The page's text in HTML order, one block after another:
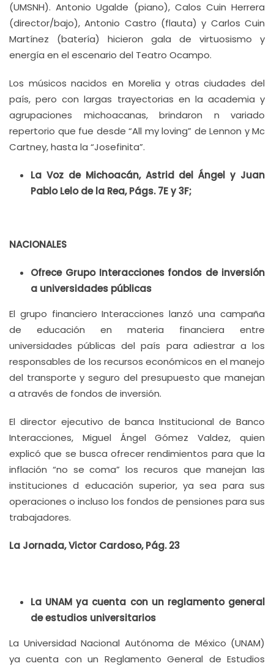
(UMSNH). Antonio Ugalde (piano), Calos Cuin Herrera
(director/bajo), Antonio Castro (flauta) y Carlos Cuin
Martínez (batería) hicieron gala de virtuosismo y
energía en el escenario del Teatro Ocampo.
Los músicos nacidos en Morelia y otras ciudades del
país, pero con largas trayectorias en la academia y
agrupaciones michoacanas, brindaron n variado
repertorio que fue desde “All my loving” de Lennon y Mc
Cartney, hasta la “Josefinita”.
La Voz de Michoacán, Astrid del Ángel y Juan
Pablo Lelo de la Rea, Págs. 7E y 3F;
NACIONALES
Ofrece Grupo Interacciones fondos de inversión
a universidades públicas
El grupo financiero Interacciones lanzó una campaña
de educación en materia financiera entre
universidades públicas del país para adiestrar a los
responsables de los recursos económicos en el manejo
del transporte y seguro del presupuesto que manejan
a através de fondos de inversión.
El director ejecutivo de banca Institucional de Banco
Interacciones, Miguel Ángel Gómez Valdez, quien
explicó que se busca ofrecer rendimientos para que la
inflación “no se coma” los recuros que manejan las
instituciones d educación superior, ya sea para sus
operaciones o incluso los fondos de pensiones para sus
trabajadores.
La Jornada, Victor Cardoso, Pág. 23
La UNAM ya cuenta con un reglamento general
de estudios universitarios
La Universidad Nacional Autónoma de México (UNAM)
ya cuenta con un Reglamento General de Estudios